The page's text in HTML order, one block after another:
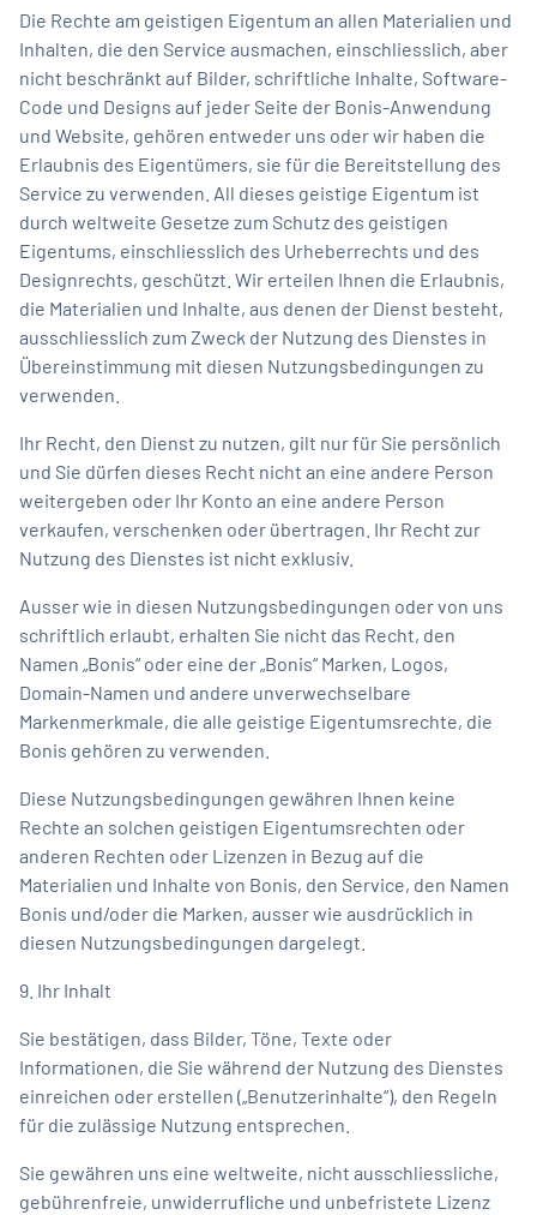
Die Rechte am geistigen Eigentum an allen Materialien und
Inhalten, die den Service ausmachen, einschliesslich, aber
nicht beschränkt auf Bilder, schriftliche Inhalte, Software-
Code und Designs auf jeder Seite der Bonis-Anwendung
und Website, gehören entweder uns oder wir haben die
Erlaubnis des Eigentümers, sie für die Bereitstellung des
Service zu verwenden. All dieses geistige Eigentum ist
durch weltweite Gesetze zum Schutz des geistigen
Eigentums, einschliesslich des Urheberrechts und des
Designrechts, geschützt. Wir erteilen Ihnen die Erlaubnis,
die Materialien und Inhalte, aus denen der Dienst besteht,
ausschliesslich zum Zweck der Nutzung des Dienstes in
Übereinstimmung mit diesen Nutzungsbedingungen zu
verwenden.
Ihr Recht, den Dienst zu nutzen, gilt nur für Sie persönlich
und Sie dürfen dieses Recht nicht an eine andere Person
weitergeben oder Ihr Konto an eine andere Person
verkaufen, verschenken oder übertragen. Ihr Recht zur
Nutzung des Dienstes ist nicht exklusiv.
Ausser wie in diesen Nutzungsbedingungen oder von uns
schriftlich erlaubt, erhalten Sie nicht das Recht, den
Namen „Bonis“ oder eine der „Bonis“ Marken, Logos,
Domain-Namen und andere unverwechselbare
Markenmerkmale, die alle geistige Eigentumsrechte, die
Bonis gehören zu verwenden.
Diese Nutzungsbedingungen gewähren Ihnen keine
Rechte an solchen geistigen Eigentumsrechten oder
anderen Rechten oder Lizenzen in Bezug auf die
Materialien und Inhalte von Bonis, den Service, den Namen
Bonis und/oder die Marken, ausser wie ausdrücklich in
diesen Nutzungsbedingungen dargelegt.
9. Ihr Inhalt
Sie bestätigen, dass Bilder, Töne, Texte oder
Informationen, die Sie während der Nutzung des Dienstes
einreichen oder erstellen („Benutzerinhalte“), den Regeln
für die zulässige Nutzung entsprechen.
Sie gewähren uns eine weltweite, nicht ausschliessliche,
gebührenfreie, unwiderrufliche und unbefristete Lizenz